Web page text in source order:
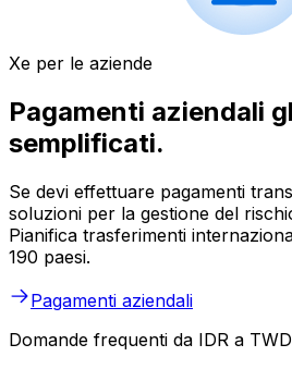
Xe per le aziende
Pagamenti aziendali
semplificati.
Se devi effettuare pagamenti
soluzioni per la gestione del
Pianifica trasferimenti
190 paesi.
Pagamenti aziendali
Domande frequenti da IDR a TWD